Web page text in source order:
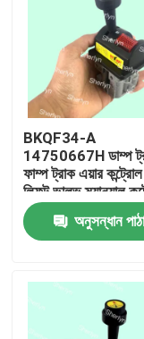
BKQF34-A
14750667H ডাম্প
ফাম্প ট্রাক এয়ার
লিফট ভালভ ম্যানুয়াল
কার ভালভ
অনুসন্ধান